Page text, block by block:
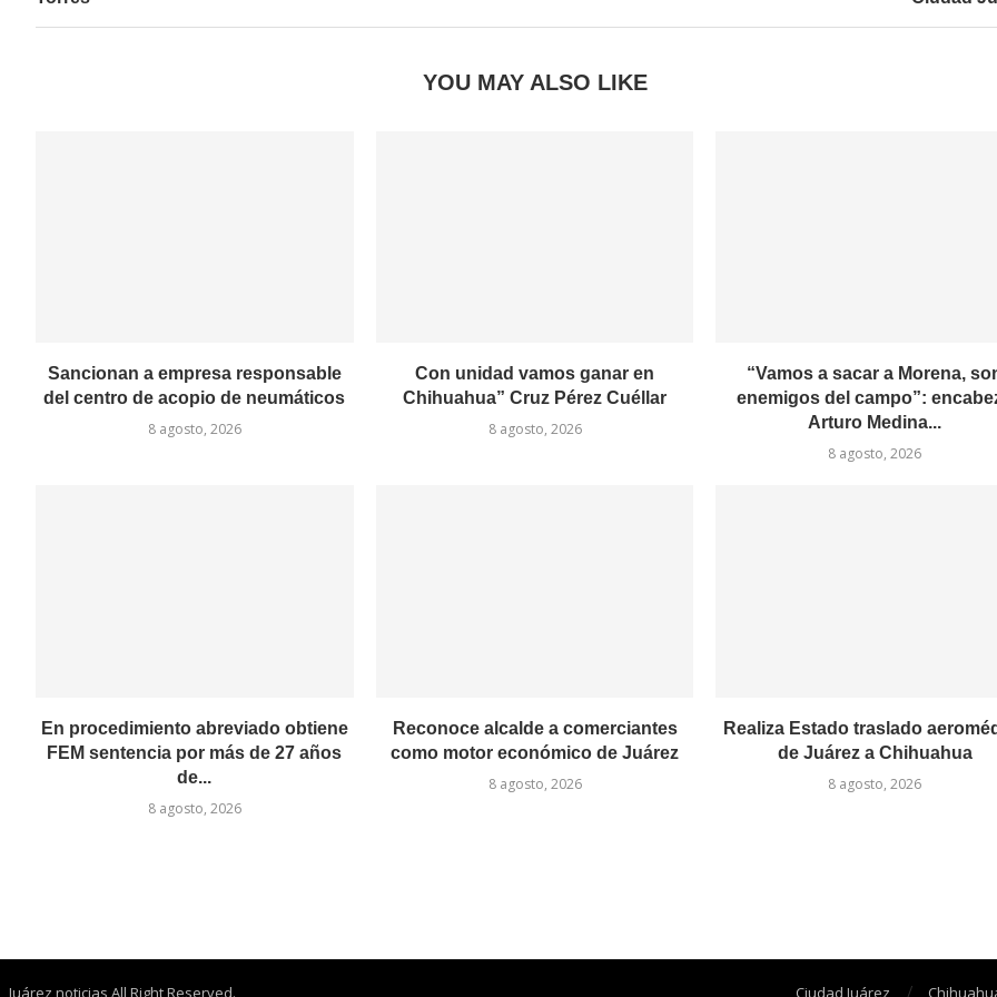
YOU MAY ALSO LIKE
Sancionan a empresa responsable
del centro de acopio de neumáticos
8 agosto, 2026
Con unidad vamos ganar en
Chihuahua” Cruz Pérez Cuéllar
8 agosto, 2026
“Vamos a sacar a Morena,
enemigos del campo”:
Arturo Medina...
8 agosto, 2026
En procedimiento abreviado obtiene
FEM sentencia por más de 27 años
de...
8 agosto, 2026
Reconoce alcalde a comerciantes
como motor económico de Juárez
8 agosto, 2026
Realiza Estado traslado
de Juárez a Chihuahua
8 agosto, 2026
Ciudad Juárez